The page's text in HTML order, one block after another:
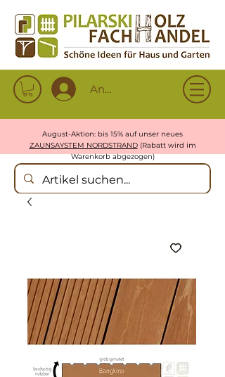
Anmelden
August-Aktion: bis 15% auf unser neues
ZAUNSAYSTEM NORDSTRAND(Rabatt wird im
Warenkorb abgezogen)